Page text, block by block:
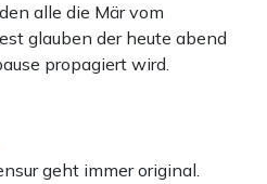
alle die Mär vom
glauben der heute abend
propagiert wird.
geht immer original.